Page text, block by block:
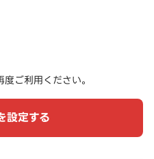
ご利用ください。
設定する